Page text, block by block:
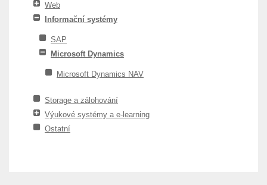
Web
Informační systémy
SAP
Microsoft Dynamics
Microsoft Dynamics NAV
Storage a zálohování
Výukové systémy a e-learning
Ostatní